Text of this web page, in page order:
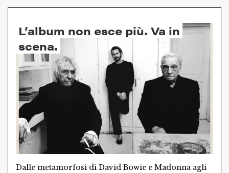
L’album non esce più. Va in
scena.
Dalle metamorfosi di David Bowie e Madonna agli